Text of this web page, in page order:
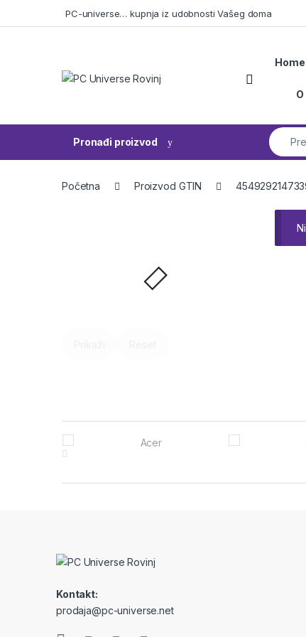
PC-universe… kupnja iz udobnosti Vašeg doma
Open
Home
Pronađi proizvod
Search
Početna Proizvod GTIN
Brands Carousel
Kontakt:
prodaja@pc-universe.net